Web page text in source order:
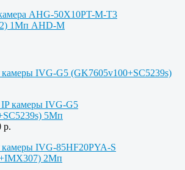
IVG-G5 (GK7605v100+SC5239s)
р.
камеры IVG-85HF20PYA-S
2Мп